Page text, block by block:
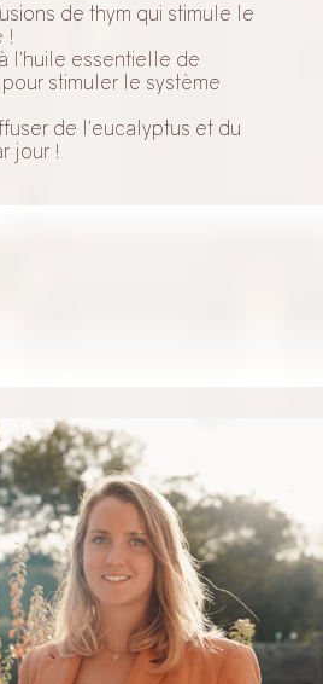
de thym qui stimule le
!
l’huile essentielle de
stimuler le système
de l’eucalyptus et du
jour !